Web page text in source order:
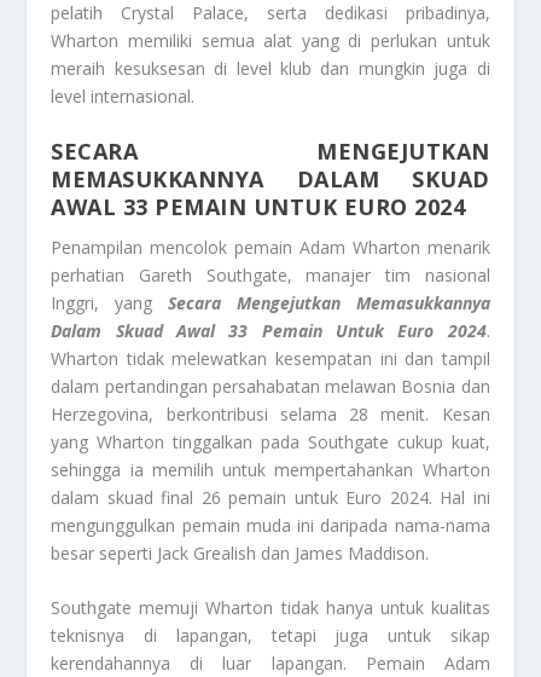
pelatih Crystal Palace, serta dedikasi pribadinya,
Wharton memiliki semua alat yang di perlukan untuk
meraih kesuksesan di level klub dan mungkin juga di
level internasional.
SECARA MENGEJUTKAN
MEMASUKKANNYA DALAM SKUAD
AWAL 33 PEMAIN UNTUK EURO 2024
Penampilan mencolok pemain Adam Wharton menarik
perhatian Gareth Southgate, manajer tim nasional
Inggri, yang Secara Mengejutkan Memasukkannya
Dalam Skuad Awal 33 Pemain Untuk Euro 2024.
Wharton tidak melewatkan kesempatan ini dan tampil
dalam pertandingan persahabatan melawan Bosnia dan
Herzegovina, berkontribusi selama 28 menit. Kesan
yang Wharton tinggalkan pada Southgate cukup kuat,
sehingga ia memilih untuk mempertahankan Wharton
dalam skuad final 26 pemain untuk Euro 2024. Hal ini
mengunggulkan pemain muda ini daripada nama-nama
besar seperti Jack Grealish dan James Maddison.
Southgate memuji Wharton tidak hanya untuk kualitas
teknisnya di lapangan, tetapi juga untuk sikap
kerendahannya di luar lapangan. Pemain Adam